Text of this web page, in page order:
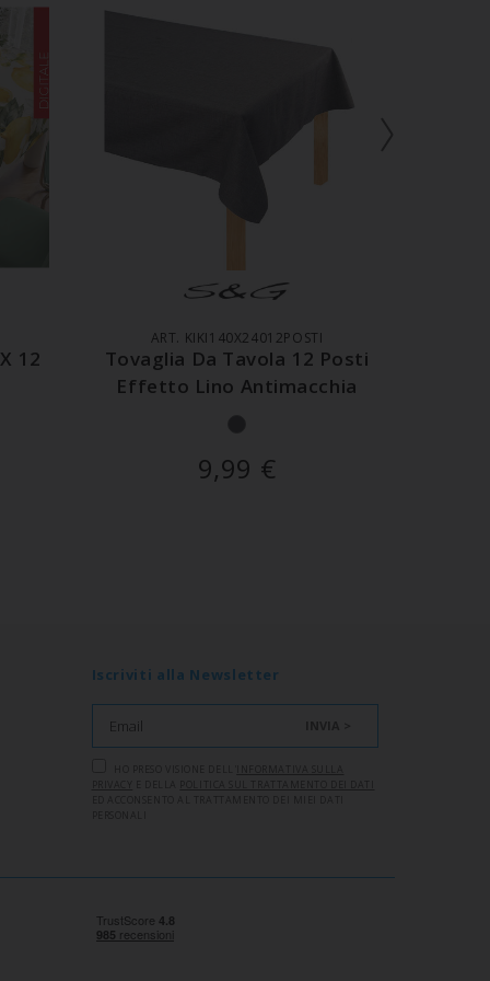
12
AGGIUNGI AL CARRELLO
ART. KIKI140X24012POSTI
Tovaglia Da Tavola 12 Posti
Effetto Lino Antimacchia
9,99 €
Iscriviti alla Newsletter